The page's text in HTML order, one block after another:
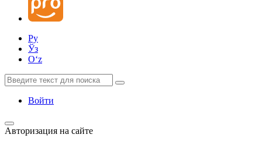
Ру
Ўз
Oʻz
Войти
Авторизация на сайте